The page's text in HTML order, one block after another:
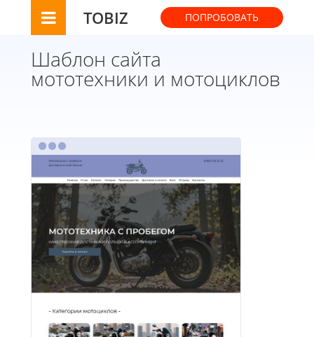
TOBIZ ПОПРОБОВАТЬ
Шаблон сайта
мототехники и мотоциклов